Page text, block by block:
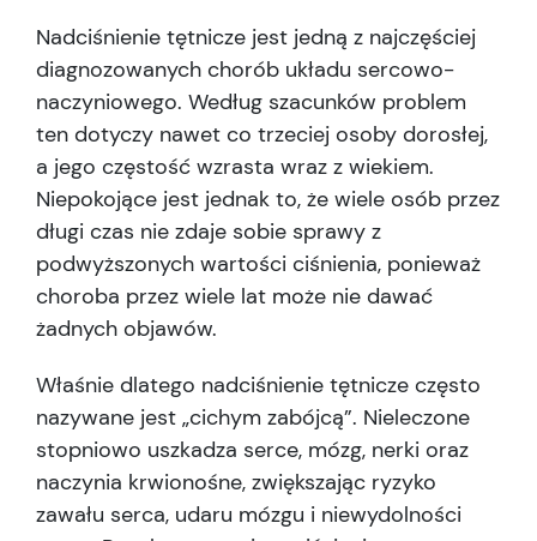
Nadciśnienie tętnicze jest jedną z najczęściej
diagnozowanych chorób układu sercowo-
naczyniowego. Według szacunków problem
ten dotyczy nawet co trzeciej osoby dorosłej,
a jego częstość wzrasta wraz z wiekiem.
Niepokojące jest jednak to, że wiele osób przez
długi czas nie zdaje sobie sprawy z
podwyższonych wartości ciśnienia, ponieważ
choroba przez wiele lat może nie dawać
żadnych objawów.
Właśnie dlatego nadciśnienie tętnicze często
nazywane jest „cichym zabójcą”. Nieleczone
stopniowo uszkadza serce, mózg, nerki oraz
naczynia krwionośne, zwiększając ryzyko
zawału serca, udaru mózgu i niewydolności